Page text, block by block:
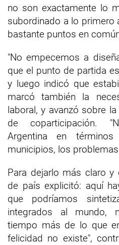
no son exactamente lo
subordinado a lo primero
bastante puntos en
"No empecemos a
que el punto de partida
y luego indicó que
marcó también la
laboral, y avanzó sobre
de coparticipación.
Argentina en
municipios, los
Para dejarlo más claro
de país explicitó: aquí
que podríamos
integrados al mundo,
tiempo más de lo que
felicidad no existe",